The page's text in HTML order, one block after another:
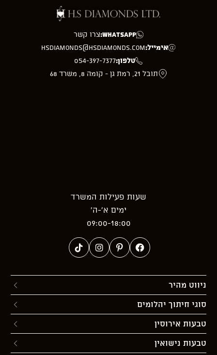
WhatsApp: צרו קשר
אימייל:hsdiamonds@hsdiamonds.com
טלפון:054-397-7377
תובל 21, רמת גן - קומה 8, משרד 68
שעות פעילות המשרד
ימים א’-ה’
09:00-18:00
ניווט מהיר
סוגי חיתוך יהלומים
טבעות אירוסין
טבעות נישואין